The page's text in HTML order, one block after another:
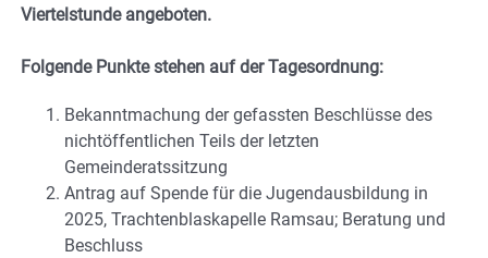
Viertelstunde angeboten.
Folgende Punkte stehen auf der Tagesordnung:
Bekanntmachung der gefassten Beschlüsse des
nichtöffentlichen Teils der letzten
Gemeinderatssitzung
Antrag auf Spende für die Jugendausbildung in
2025, Trachtenblaskapelle Ramsau; Beratung und
Beschluss